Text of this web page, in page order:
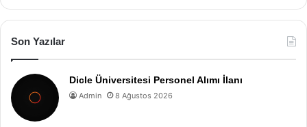
Son Yazılar
Dicle Üniversitesi Personel Alımı İlanı
Admin 8 Ağustos 2026